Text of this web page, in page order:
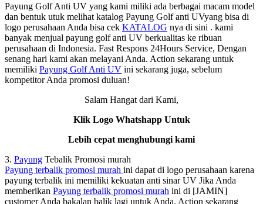
Payung Golf Anti UV yang kami miliki ada berbagai macam model
dan bentuk utuk melihat katalog Payung Golf anti UVyang bisa di
logo perusahaan Anda bisa cek KATALOG nya di sini . kami
banyak menjual payung golf anti UV berkualitas ke ribuan
perusahaan di Indonesia. Fast Respons 24Hours Service, Dengan
senang hari kami akan melayani Anda. Action sekarang untuk
memiliki Payung Golf Anti UV ini sekarang juga, sebelum
kompetitor Anda promosi duluan!
Salam Hangat dari Kami,
Klik Logo Whatshapp Untuk
Lebih cepat menghubungi kami
3. Payung Tebalik Promosi murah
Payung terbalik promosi murah ini dapat di logo perusahaan karena
payung terbalik ini memiliki kekuatan anti sinar UV Jika Anda
memberikan Payung terbalik promosi murah ini di [JAMIN]
customer Anda bakalan balik lagi untuk Anda. Action sekarang